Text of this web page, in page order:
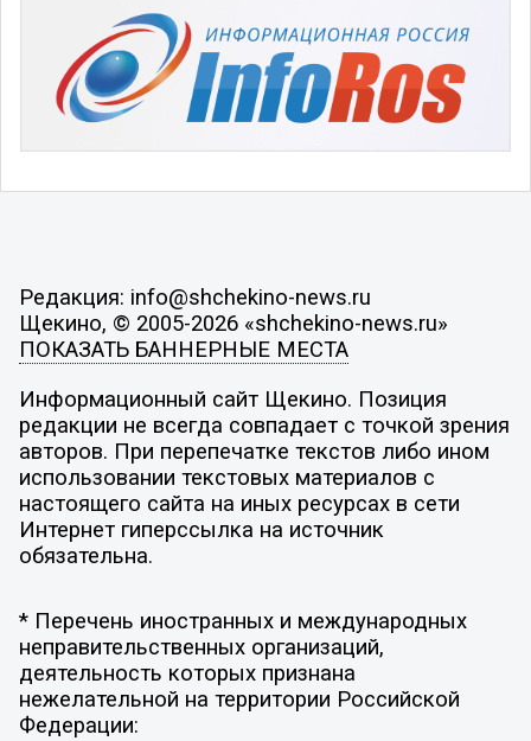
Редакция: info@shchekino-news.ru
Щекино, © 2005-2026 «shchekino-news.ru»
ПОКАЗАТЬ БАННЕРНЫЕ МЕСТА
Информационный сайт Щекино. Позиция
редакции не всегда совпадает с точкой зрения
авторов. При перепечатке текстов либо ином
использовании текстовых материалов с
настоящего сайта на иных ресурсах в сети
Интернет гиперссылка на источник
обязательна.
* Перечень иностранных и международных
неправительственных организаций,
деятельность которых признана
нежелательной на территории Российской
Федерации: